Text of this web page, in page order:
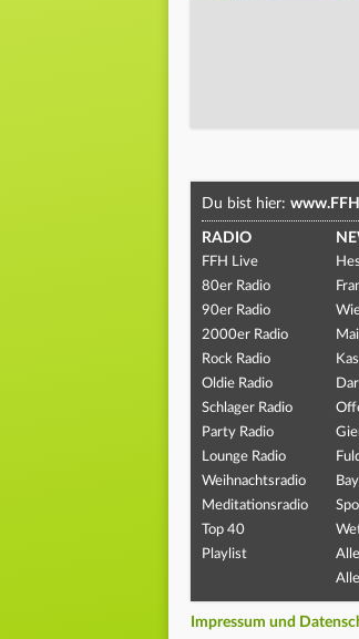
Du bist hier:
RADIO
FFH Live
80er Radio
90er Radio
2000er Radio
Rock Radio
Oldie Radio
Schlager Radio
Party Radio
Lounge Radio
Weihnachtsradio
Meditationsradio
Top 40
Playlist
Impressum und